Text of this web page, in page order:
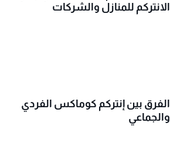
الانتركم للمنازل والشركات
الفرق بين إنتركم كوماكس الفردي
والجماعي